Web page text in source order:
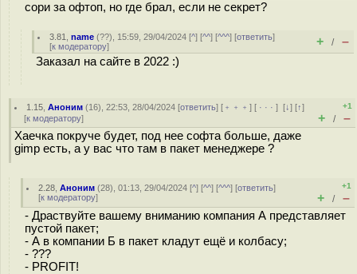
сори за офтоп, но где брал, если не секрет?
3.81 ,name (??), 15:59, 29/04/2024 [^] [^^] [^^^] [ответить]
[к модератору] + / –
Заказал на сайте в 2022 :)
1.15 ,Аноним (16), 22:53, 28/04/2024 [ответить] [ ﹢﹢﹢] [ · · ·][↓] [↑]
[к модератору]
+1
+ / –
Хаечка покруче будет, под нее софта больше, даже
gimp есть, а у вас что там в пакет менеджере ?
2.28 ,Аноним (28), 01:13, 29/04/2024 [^] [^^] [^^^] [ответить]
[к модератору]
+1
+ / –
- Драствуйте вашему вниманию компания А представляет
пустой пакет;
- А в компании Б в пакет кладут ещё и колбасу;
- ???
- PROFIT!